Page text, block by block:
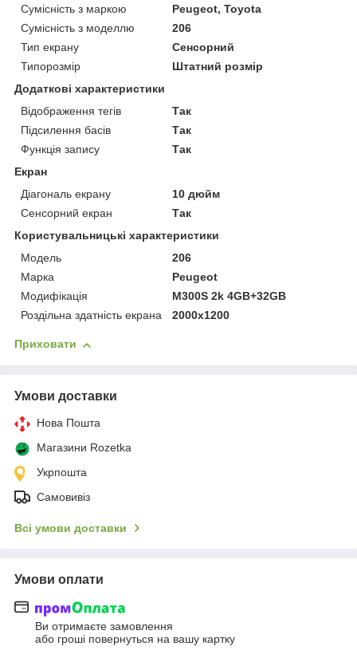
Сумісність з маркою
Peugeot, Toyota
Сумісність з моделлю
206
Тип екрану
Сенсорний
Типорозмір
Штатний розмір
Додаткові характеристики
Відображення тегів
Так
Підсилення басів
Так
Функція запису
Так
Екран
Діагональ екрану
10 дюйм
Сенсорний екран
Так
Користувальницькі характеристики
Мoдель
206
Марка
Peugeot
Модифікація
M300S 2k 4GB+32GB
Роздільна здатність екрана
2000x1200
Приховати
Умови доставки
Нова Пошта
Магазини Rozetka
Укрпошта
Самовивіз
Всі умови доставки
Умови оплати
Ви отримаєте замовлення
або гроші повернуться на вашу картку